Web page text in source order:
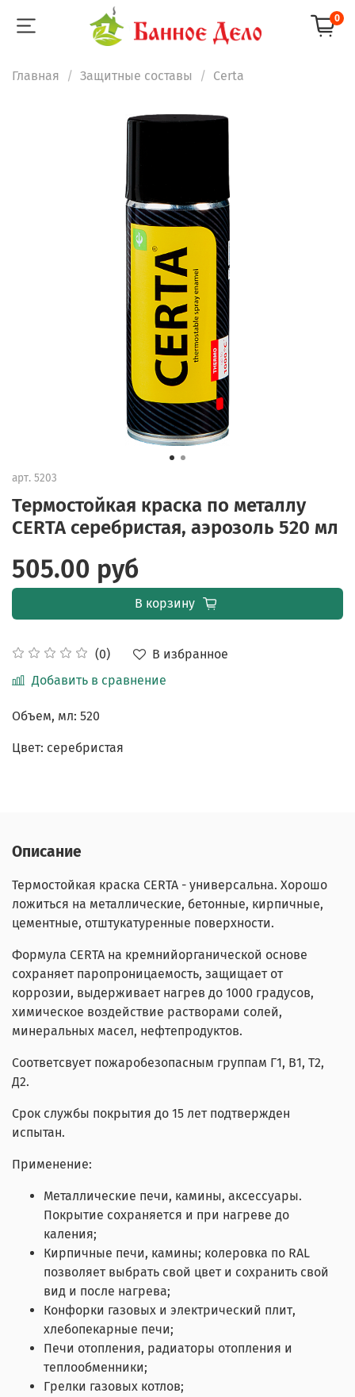
0
Главная Защитные составы Certa
арт. 5203
Термостойкая краска по металлу
CERTA серебристая, аэрозоль 520 мл
(0)
В избранное
Добавить в сравнение
505.00 руб
В корзину
Объем, мл: 520
Цвет: серебристая
Описание
Термостойкая краска CERTA - универсальна. Хорошо
ложиться на металлические, бетонные, кирпичные,
цементные, отштукатуренные поверхности.
Формула CERTA на кремнийорганической основе
сохраняет паропроницаемость, защищает от
коррозии, выдерживает нагрев до 1000 градусов,
химическое воздействие растворами солей,
минеральных масел, нефтепродуктов.
Соответсвует пожаробезопасным группам Г1, В1, Т2,
Д2.
Срок службы покрытия до 15 лет подтвержден
испытан.
Применение:
Металлические печи, камины, аксессуары.
Покрытие сохраняется и при нагреве до
каления;
Кирпичные печи, камины; колеровка по RAL
позволяет выбрать свой цвет и сохранить свой
вид и после нагрева;
Конфорки газовых и электрический плит,
хлебопекарные печи;
Печи отопления, радиаторы отопления и
теплообменники;
Грелки газовых котлов;